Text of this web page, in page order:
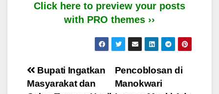
Click here to preview your posts
with PRO themes ››
Post
Pencoblosan di
Manokwari
Bupati Ingatkan
Masyarakat dan